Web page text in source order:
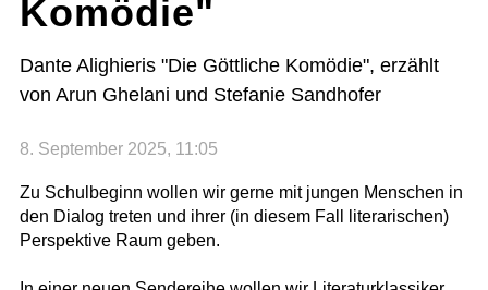
Komödie"
Dante Alighieris "Die Göttliche Komödie", erzählt
von Arun Ghelani und Stefanie Sandhofer
8. September 2025, 11:05
Zu Schulbeginn wollen wir gerne mit jungen Menschen in
den Dialog treten und ihrer (in diesem Fall literarischen)
Perspektive Raum geben.